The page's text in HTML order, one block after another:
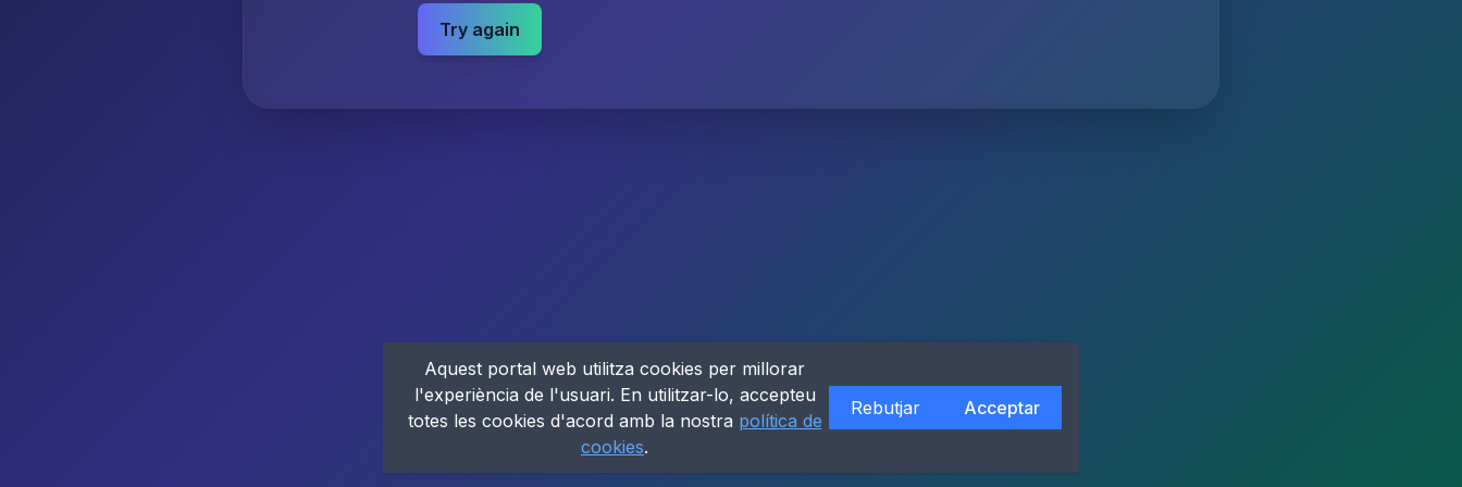
Try again
Aquest portal web utilitza cookies per millorar
l'experiència de l'usuari. En utilitzar-lo, accepteu
totes les cookies d'acord amb la nostra política de
cookies.
Rebutjar Acceptar